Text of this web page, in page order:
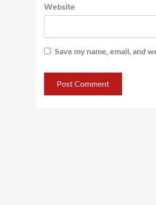
Website
Save my name, email, and